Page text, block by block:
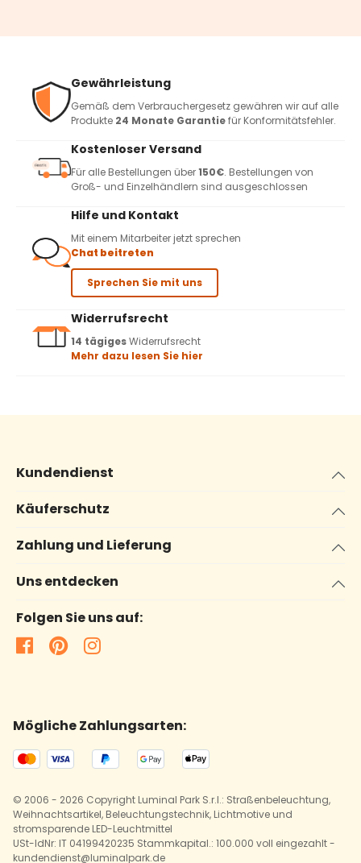
Gewährleistung
Gemäß dem Verbrauchergesetz gewähren wir auf alle
Produkte 24 Monate Garantiefür Konformitätsfehler.
Kostenloser Versand
Für alle Bestellungen über150€. Bestellungen von
Groß- und Einzelhändlern sind ausgeschlossen
Hilfe und Kontakt
Mit einem Mitarbeiter jetzt sprechen
Chat beitreten
Sprechen Sie mit uns
Widerrufsrecht
14 tägigesWiderrufsrecht
Mehr dazu lesen Sie hier
Kundendienst
Käuferschutz
Zahlung und Lieferung
Uns entdecken
Folgen Sie uns auf:
Mögliche Zahlungsarten:
© 2006 - 2026 Copyright Luminal Park S.r.l.: Straßenbeleuchtung,
Weihnachtsartikel, Beleuchtungstechnik, Lichtmotive und
stromsparende LED-Leuchtmittel
USt-IdNr: IT 04199420235 Stammkapital.: 100.000 voll eingezahlt -
kundendienst@luminalpark.de